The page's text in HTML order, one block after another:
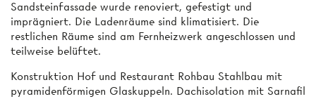
Sandsteinfassade wurde renoviert, gefestigt und
imprägniert. Die Ladenräume sind klimatisiert. Die
restlichen Räume sind am Fernheizwerk angeschlossen und
teilweise belüftet.
Konstruktion Hof und Restaurant Rohbau Stahlbau mit
pyramidenförmigen Glaskuppeln. Dachisolation mit Sarnafil